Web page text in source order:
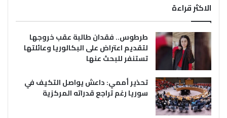
الاكثر قراءة
طرطوس.. فقدان طالبة عقب خروجها
لتقديم اعتراض على البكالوريا وعائلتها
تستنفر للبحث عنها
تحذير أممي: داعش يواصل التكيف في
سوريا رغم تراجع قدراته المركزية